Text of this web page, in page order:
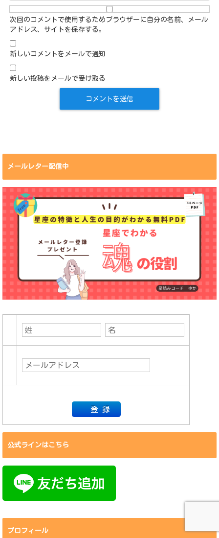
次回のコメントで使用するためブラウザーに自分の名前、メール
アドレス、サイトを保存する。
新しいコメントをメールで通知
新しい投稿をメールで受け取る
メールレター配信中
公式ラインはこちら
プロフィール